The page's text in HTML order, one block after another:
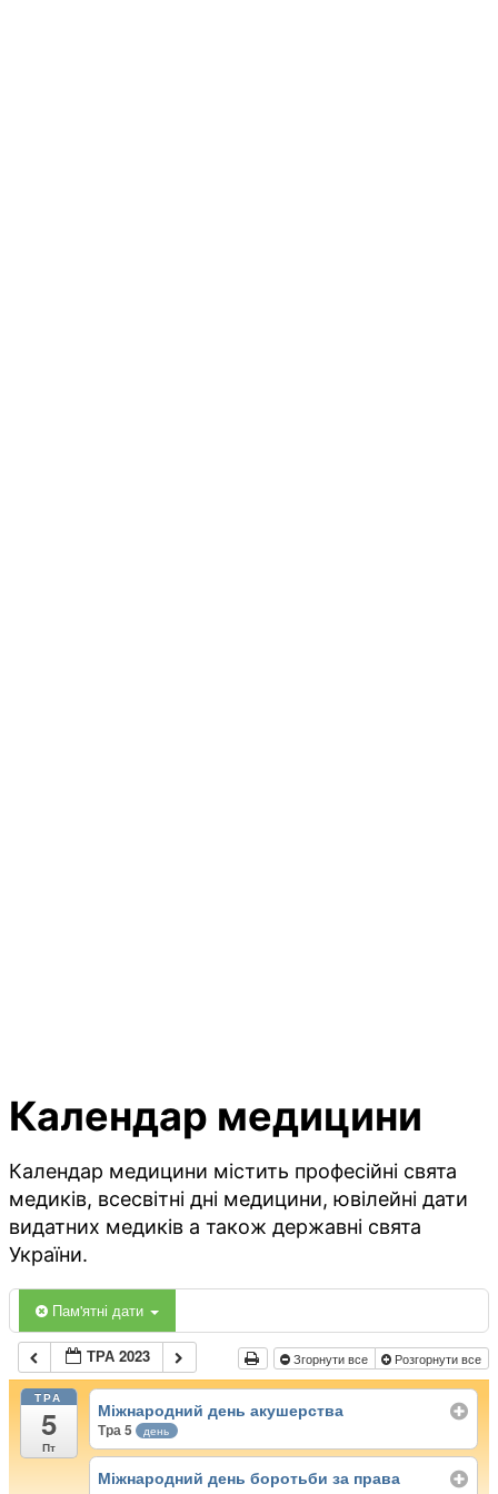
Календар медицини
Календар медицини містить професійні свята
медиків, всесвітні дні медицини, ювілейні дати
видатних медиків а також державні свята
України.
Пам'ятні дати
ТРА 2023 Згорнути все Розгорнути все
ТРА
5
Пт
Міжнародний день акушерства
Тра 5 день
Міжнародний день боротьби за права